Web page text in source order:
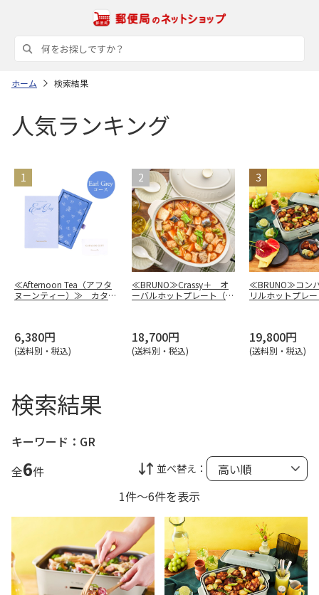
ホーム 検索結果
人気ランキング
≪Afternoon Tea（アフタ
ヌーンティー）≫ カタロ
6,380円
(送料別・税込)
≪BRUNO≫Crassy＋ オ
ーバルホットプレート（グ
18,700円
(送料別・税込)
≪BRUNO≫コン
リルホットプレ
19,800円
(送料別・税込)
検索結果
キーワード： GR
全6件 並べ替え：
1件～6件を表示